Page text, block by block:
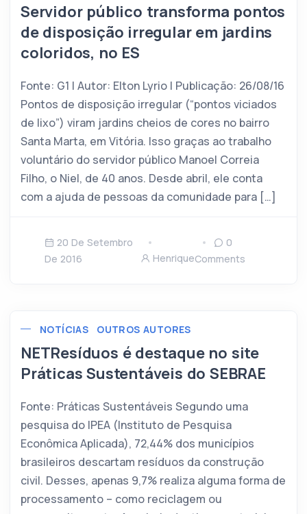
Servidor público transforma pontos
de disposição irregular em jardins
coloridos, no ES
Fonte: G1 | Autor: Elton Lyrio | Publicação: 26/08/16
Pontos de disposição irregular (“pontos viciados
de lixo”) viram jardins cheios de cores no bairro
Santa Marta, em Vitória. Isso graças ao trabalho
voluntário do servidor público Manoel Correia
Filho, o Niel, de 40 anos. Desde abril, ele conta
com a ajuda de pessoas da comunidade para […]
20 De Setembro
De 2016
Henrique
0
Comments
NOTÍCIAS OUTROS AUTORES
NETResíduos é destaque no site
Práticas Sustentáveis do SEBRAE
Fonte: Práticas Sustentáveis Segundo uma
pesquisa do IPEA (Instituto de Pesquisa
Econômica Aplicada), 72,44% dos municípios
brasileiros descartam resíduos da construção
civil. Desses, apenas 9,7% realiza alguma forma de
processamento – como reciclagem ou